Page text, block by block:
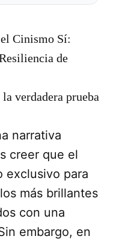
Cinismo Sí:
de
verdadera prueba
narrativa
creer que el
exclusivo para
más brillantes
con una
embargo, en